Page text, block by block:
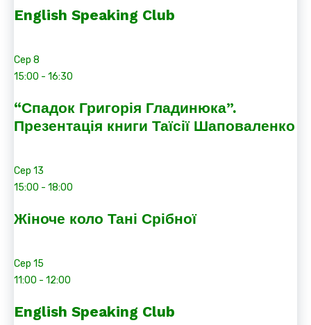
English Speaking Club
Сер 8
15:00 - 16:30
“Спадок Григорія Гладинюка”.
Презентація книги Таїсії Шаповаленко
Сер 13
15:00 - 18:00
Жіноче коло Тані Срібної
Сер 15
11:00 - 12:00
English Speaking Club